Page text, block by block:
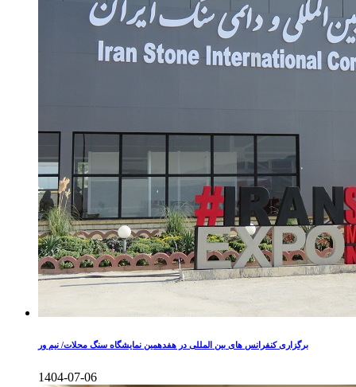
برگزاری کنفرانس های بین المللی در هفدهمین نمایشگاه سنگ محلات/ نیم ور
1404-07-06